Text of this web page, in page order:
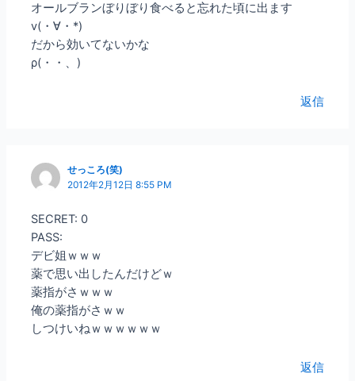
オールブランぼりぼり食べると忘れた頃に出ます
v(・∀・*)
だから効いてないかな
ρ(・・、)
返信
せっころ(笑)
2012年2月12日 8:55 PM
SECRET: 0
PASS:
デビ姐ｗｗｗ
薬で思い出したんだけどｗ
薬指がさｗｗｗ
俺の薬指がさｗｗ
しつけいねｗｗｗｗｗｗ
返信